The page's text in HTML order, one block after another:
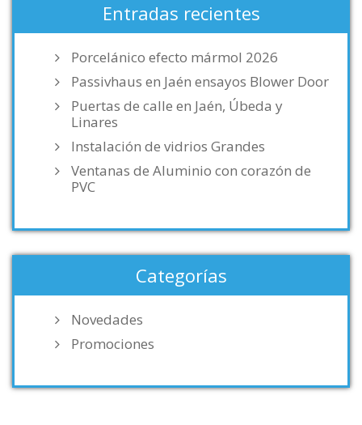
Entradas recientes
Porcelánico efecto mármol 2026
Passivhaus en Jaén ensayos Blower Door
Puertas de calle en Jaén, Úbeda y
Linares
Instalación de vidrios Grandes
Ventanas de Aluminio con corazón de
PVC
Categorías
Novedades
Promociones